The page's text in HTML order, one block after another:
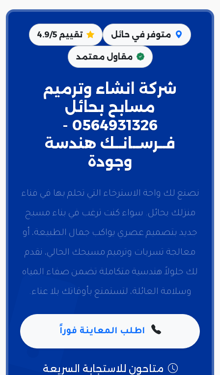
متوفر في حائل تقييم 4.9/5
مقاول معتمد
شركة انشاء وترميم
مسابح بحائل
0564931326 -
فــرســانــك هندسة
وجودة
نصنع لك واحة الاسترخاء التي تحلم بها في فناء
منزلك بحائل. سواء كنت ترغب في بناء مسبح
جديد بتصميم عصري يواكب جمال الطبيعة، أو
معالجة تسربات وترميم مسبحك الحالي، نقدم
لك حلولاً هندسية متكاملة تضمن صفاء المياه
وسلامة العائلة، لتستمتع بأوقاتك بلا عناء.
اطلب المعاينة فوراً
متاحون للاستجابة السريعة